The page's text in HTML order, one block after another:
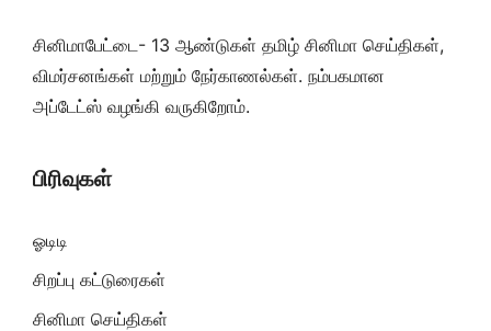
சினிமாபேட்டை- 13 ஆண்டுகள் தமிழ் சினிமா செய்திகள்,
விமர்சனங்கள் மற்றும் நேர்காணல்கள். நம்பகமான
அப்டேட்ஸ் வழங்கி வருகிறோம்.
பிரிவுகள்
ஓடிடி
சிறப்பு கட்டுரைகள்
சினிமா செய்திகள்